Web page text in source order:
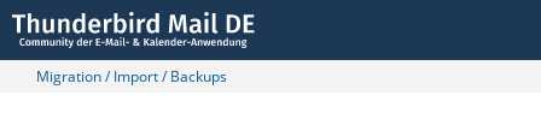
Migration / Import / Backups